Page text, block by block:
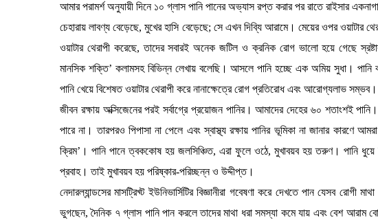
আমার পরামর্শ অনুযায়ী দিনে ১০ গ্লাস পানি পানের অভ্যাস রপ্ত করার পর রাতে রাইসার
চেহারায় লাবণ্য বেড়েছে, মুখের হাসি বেড়েছে; সে এখন দিব্যি আরামে। মেয়ের ওপর ওয়াটার
ওয়াটার থেরাপী করেছে, তাদের সবারই অনেক জটিল ও ক্রনিক রোগ ভালো হয়ে গেছে
মানসিক শক্তি’ কলামসহ বিভিন্ন লেখায় বলেছি। আসলে পানি হচ্ছে এক অমিয় সুধা। পানি
পানি খেয়ে বিশেষত ওয়াটার থেরাপী করে নানাক্ষেত্রে রোগ প্রতিরোধ এবং আরোগ্যলাভ সম্ভব।
জীবন রক্ষায় অক্সিজেনের পরই সর্বাগ্রে প্রয়োজন পানির। আমাদের দেহের ৬০ শতাংশই
পারে না। তারপরও পিপাসা না পেলে এবং স্বাস্থ্য রক্ষায় পানির ভূমিকা না জানার কারণে
ক্রিম’। পানি পানে ত্বককোষ হয় জলসিঞ্চিত, এরা ফুলে ওঠে, মুখাবয়ব হয় তরুণ। পানি
প্রবাহ। তাই মুখাবয়ব হয় পরিষ্কার-পরিচ্ছন্ন ও উদ্দীপ্ত।
নেদারল্যান্ডসের মাসট্রিখ্ট ইউনিভার্সিটির বিজ্ঞানীরা গবেষণা করে দেখতে পান যেসব রোগী
ভুগছেন, দৈনিক ৭ গ্লাস পানি পান করলে তাদের মাথা ধরা সমস্যা কমে যায় এবং বেশ আরাম